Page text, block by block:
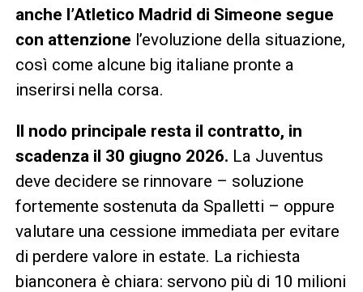
anche l’Atletico Madrid di Simeone segue
con attenzione l’evoluzione della situazione,
così come alcune big italiane pronte a
inserirsi nella corsa.
Il nodo principale resta il contratto, in
scadenza il 30 giugno 2026. La Juventus
deve decidere se rinnovare – soluzione
fortemente sostenuta da Spalletti – oppure
valutare una cessione immediata per evitare
di perdere valore in estate. La richiesta
bianconera è chiara: servono più di 10 milioni